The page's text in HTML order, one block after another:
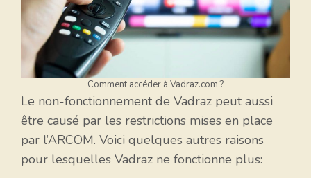
Comment accéder à Vadraz.com ?
Le non-fonctionnement de Vadraz peut aussi
être causé par les restrictions mises en place
par l’ARCOM. Voici quelques autres raisons
pour lesquelles Vadraz ne fonctionne plus: